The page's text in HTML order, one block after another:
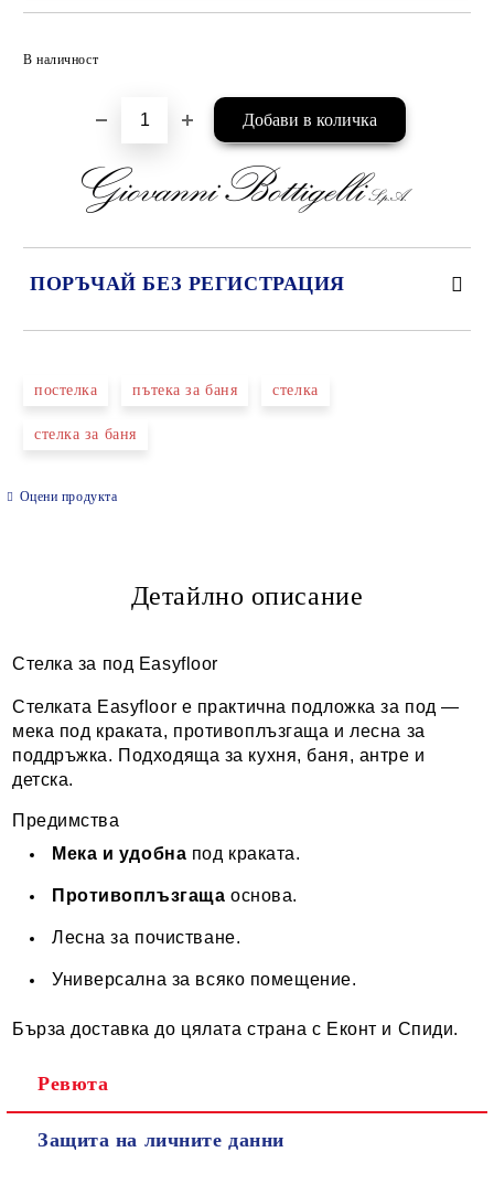
В наличност
ПОРЪЧАЙ БЕЗ РЕГИСТРАЦИЯ
постелка пътека за баня стелка
стелка за баня
Оцени продукта
Детайлно описание
Стелка за под Easyfloor
Стелката Easyfloor е практична подложка за под —
мека под краката, противоплъзгаща и лесна за
поддръжка. Подходяща за кухня, баня, антре и
детска.
Предимства
Мека и удобна под краката.
Противоплъзгаща основа.
Лесна за почистване.
Универсална за всяко помещение.
Бърза доставка до цялата страна с Еконт и Спиди.
Ревюта
Защита на личните данни